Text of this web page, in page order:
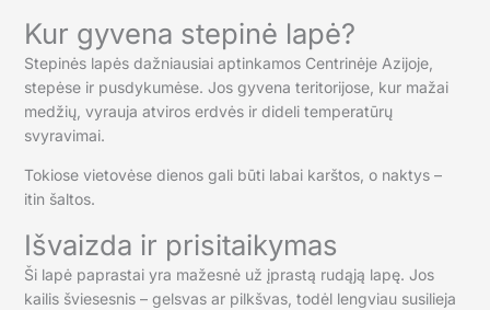
Kur gyvena stepinė lapė?
Stepinės lapės dažniausiai aptinkamos Centrinėje Azijoje,
stepėse ir pusdykumėse. Jos gyvena teritorijose, kur mažai
medžių, vyrauja atviros erdvės ir dideli temperatūrų
svyravimai.
Tokiose vietovėse dienos gali būti labai karštos, o naktys –
itin šaltos.
Išvaizda ir prisitaikymas
Ši lapė paprastai yra mažesnė už įprastą rudąją lapę. Jos
kailis šviesesnis – gelsvas ar pilkšvas, todėl lengviau susilieja